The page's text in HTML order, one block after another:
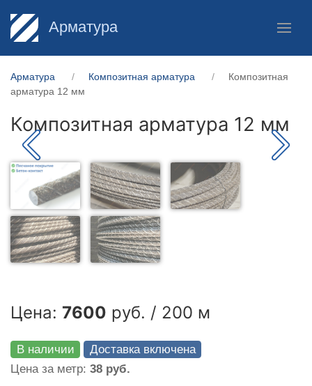
Арматура
Арматура Композитная арматура
Композитная
арматура 12 мм
Композитная арматура 12 мм
Цена: 7600 руб. / 200 м
В наличии
Доставка включена
Цена за метр: 38 руб.